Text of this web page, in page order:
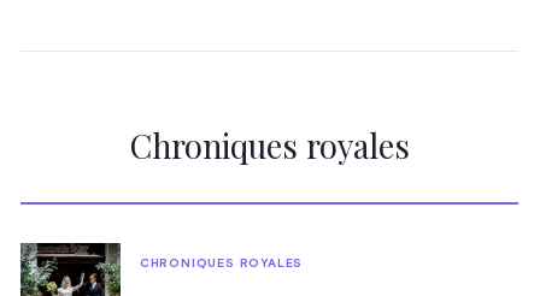
Chroniques royales
CHRONIQUES ROYALES